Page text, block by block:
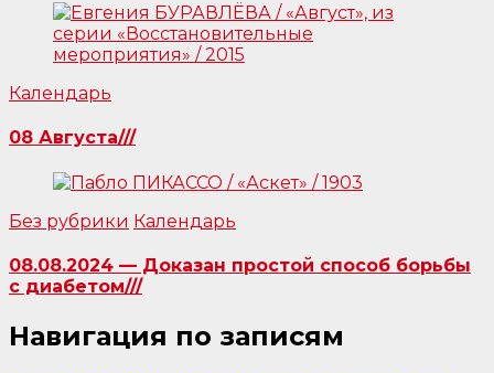
Календарь
08 Августа///
Без рубрики Календарь
08.08.2024 — Доказан простой способ борьбы
с диабетом///
Навигация по записям